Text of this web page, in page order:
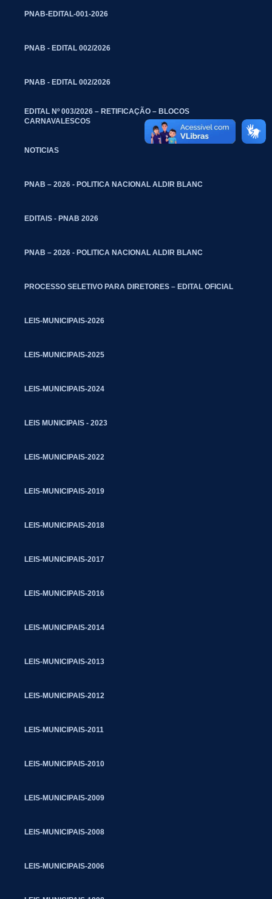
PNAB-EDITAL-001-2026
PNAB - EDITAL 002/2026
PNAB - EDITAL 002/2026
EDITAL Nº 003/2026 – RETIFICAÇÃO – BLOCOS
CARNAVALESCOS
NOTICIAS
PNAB – 2026 - POLITICA NACIONAL ALDIR BLANC
EDITAIS - PNAB 2026
PNAB – 2026 - POLITICA NACIONAL ALDIR BLANC
PROCESSO SELETIVO PARA DIRETORES – EDITAL OFICIAL
LEIS-MUNICIPAIS-2026
LEIS-MUNICIPAIS-2025
LEIS-MUNICIPAIS-2024
LEIS MUNICIPAIS - 2023
LEIS-MUNICIPAIS-2022
LEIS-MUNICIPAIS-2019
LEIS-MUNICIPAIS-2018
LEIS-MUNICIPAIS-2017
LEIS-MUNICIPAIS-2016
LEIS-MUNICIPAIS-2014
LEIS-MUNICIPAIS-2013
LEIS-MUNICIPAIS-2012
LEIS-MUNICIPAIS-2011
LEIS-MUNICIPAIS-2010
LEIS-MUNICIPAIS-2009
LEIS-MUNICIPAIS-2008
LEIS-MUNICIPAIS-2006